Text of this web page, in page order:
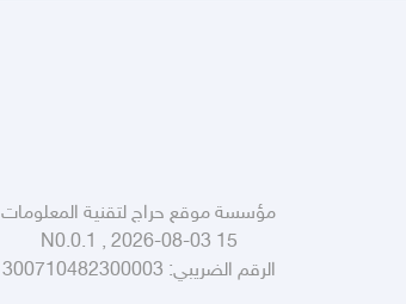
مؤسسة موقع حراج لتقنية المعلومات
N0.0.1 , 2026-08-03 15
الرقم الضريبي: